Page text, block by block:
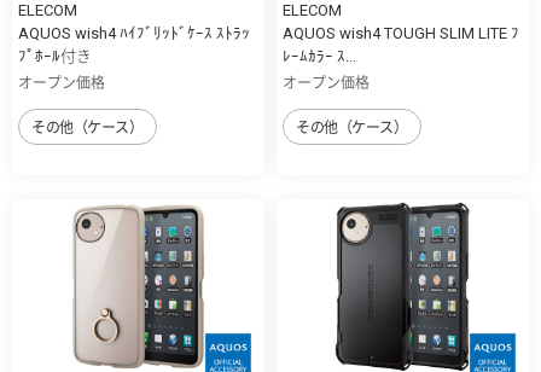
ELECOM
AQUOS wish4 ﾊｲﾌﾞﾘｯﾄﾞｹｰｽ ｽﾄﾗｯ
ﾌﾟﾎｰﾙ付き
オープン価格
その他（ケース）
ELECOM
AQUOS wish4 TOUGH SLIM LITE ﾌ
ﾚｰﾑｶﾗｰ ｽ...
オープン価格
その他（ケース）